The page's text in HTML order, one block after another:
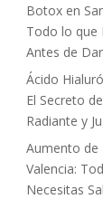
Botox en
Todo lo que
Antes de
Ácido
El Secreto
Radiante y
Aumento de
Valencia:
Necesitas